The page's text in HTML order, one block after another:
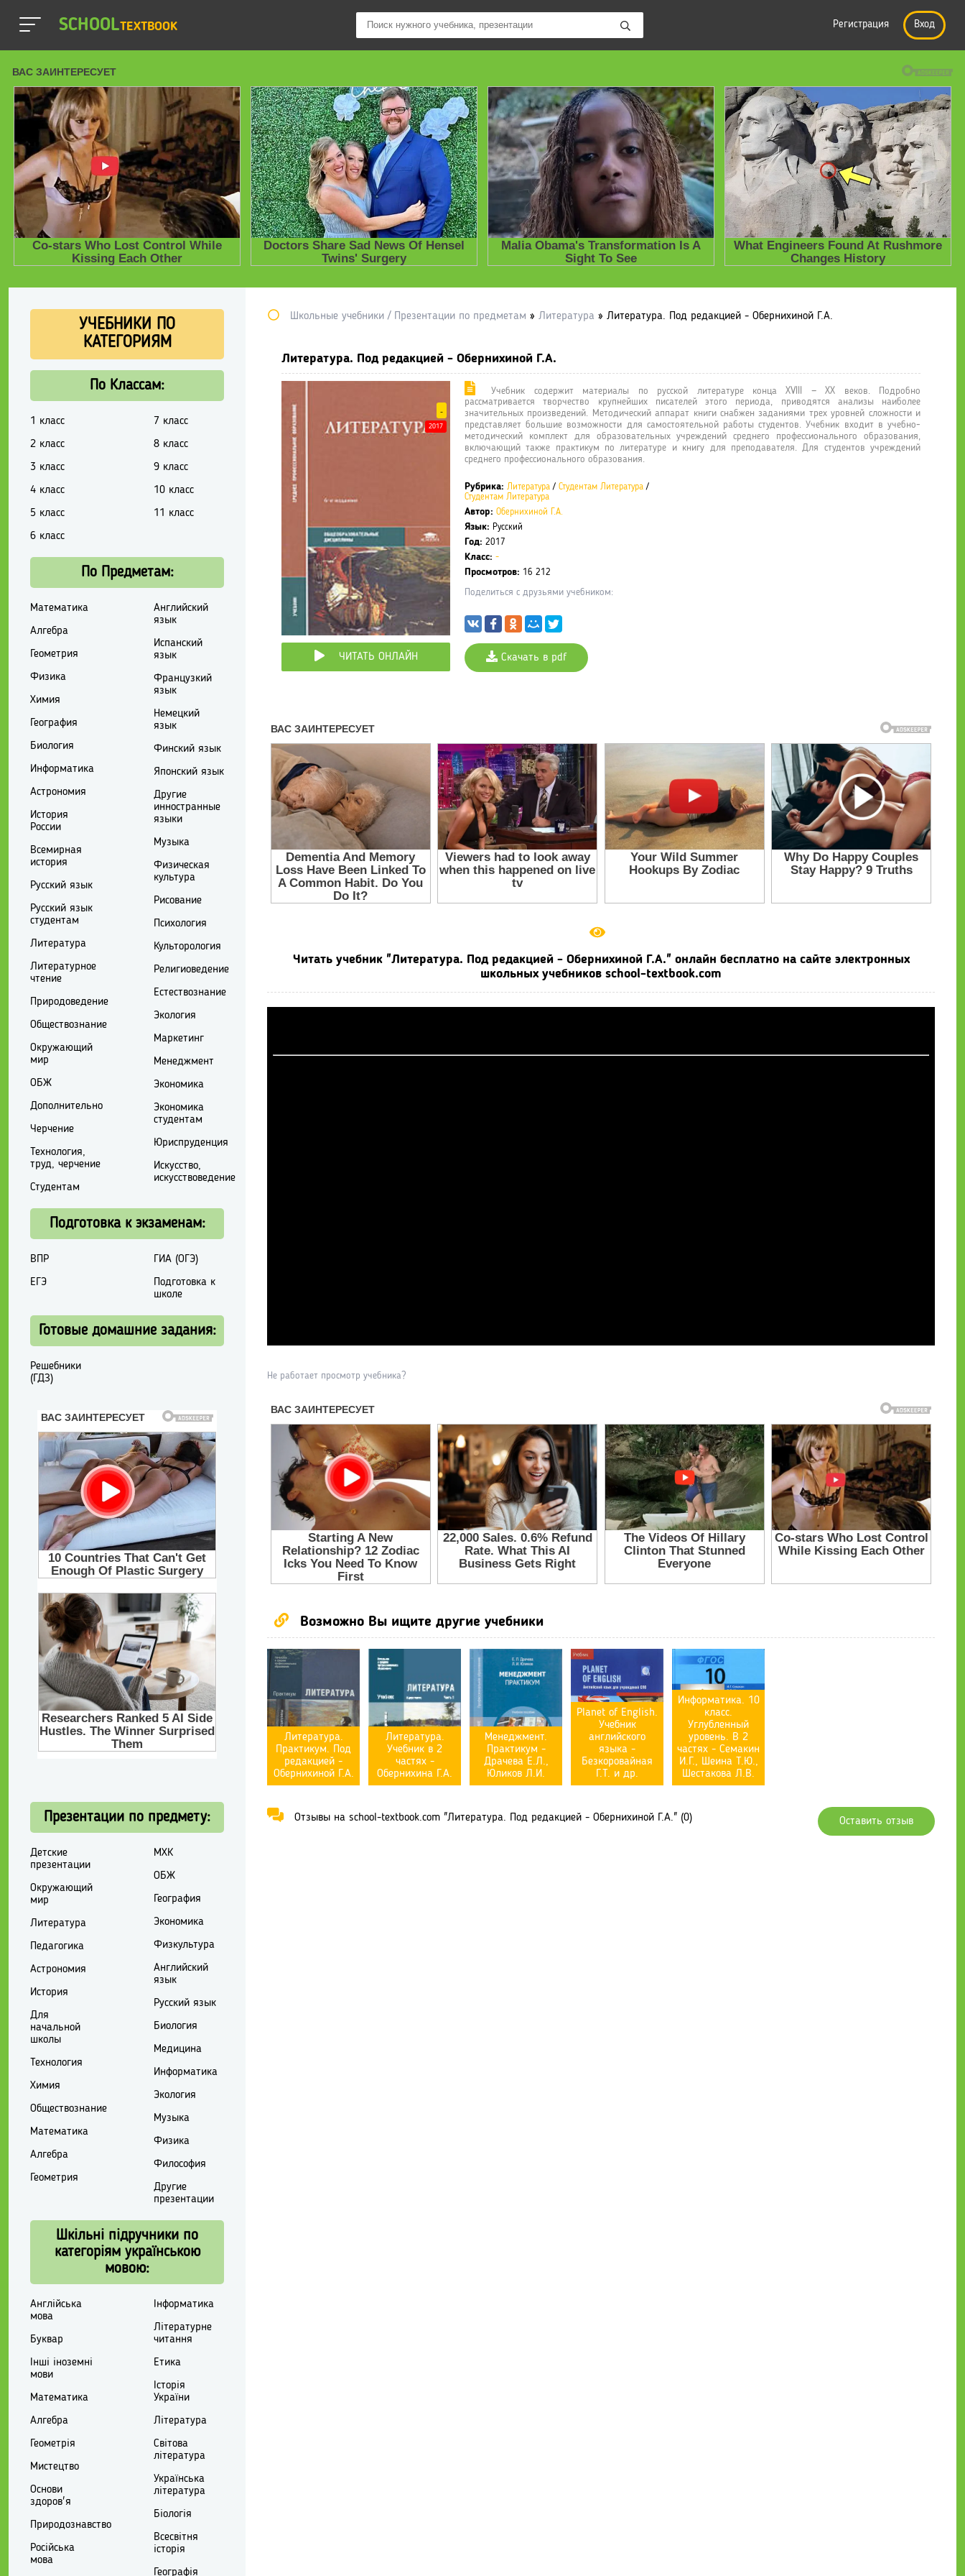
SCHOOLTEXTBOOK Регистрация Вход
Школьные учебники / Презентации по предметам » Литература » Литература. Под редакцией - Обернихиной Г.А.
Литература. Под редакцией - Обернихиной Г.А.
-
2017
ЧИТАТЬ ОНЛАЙН
Учебник содержит материалы по русской литературе конца XVIII — XX веков. Подробно
рассматривается творчество крупнейших писателей этого периода, приводятся анализы наиболее
значительных произведений. Методический аппарат книги снабжен заданиями трех уровней сложности и
представляет большие возможности для самостоятельной работы студентов. Учебник входит в учебно-
методический комплект для образовательных учреждений среднего профессионального образования,
включающий также практикум по литературе и книгу для преподавателя. Для студентов учреждений
среднего профессионального образования.
Рубрика: Литература / Студентам Литература /
Студентам Литература
Автор: Обернихиной Г.А.
Язык: Русский
Год: 2017
Класс: -
Просмотров: 16 212
Поделиться с друзьями учебником:
Скачать в pdf
Читать учебник "Литература. Под редакцией - Обернихиной Г.А." онлайн бесплатно на сайте электронных
школьных учебников school-textbook.com
Не работает просмотр учебника?
Возможно Вы ищите другие учебники
Литература.
Практикум. Под
редакцией -
Обернихиной Г.А.
Литература.
Учебник в 2
частях -
Обернихина Г.А.
Менеджмент.
Практикум -
Драчева Е.Л.,
Юликов Л.И.
Planet of English.
Учебник
английского
языка -
Безкоровайная
Г.Т. и др.
Информатика. 10
класс.
Углубленный
уровень. В 2
частях - Семакин
И.Г., Шеина Т.Ю.,
Шестакова Л.В.
Отзывы на school-textbook.com "Литература. Под редакцией - Обернихиной Г.А." (0) Оставить отзыв
УЧЕБНИКИ ПО
КАТЕГОРИЯМ
По Классам:
1 класс
2 класс
3 класс
4 класс
5 класс
6 класс
7 класс
8 класс
9 класс
10 класс
11 класс
По Предметам:
Математика
Алгебра
Геометрия
Физика
Химия
География
Биология
Информатика
Астрономия
История
России
Всемирная
история
Русский язык
Русский язык
студентам
Литература
Литературное
чтение
Природоведение
Обществознание
Окружающий
мир
ОБЖ
Дополнительно
Черчение
Технология,
труд, черчение
Студентам
Английский
язык
Испанский
язык
Французкий
язык
Немецкий
язык
Финский язык
Японский язык
Другие
инностранные
языки
Музыка
Физическая
культура
Рисование
Психология
Культорология
Религиоведение
Естествознание
Экология
Маркетинг
Менеджмент
Экономика
Экономика
студентам
Юриспруденция
Искусство,
искусствоведение
Подготовка к экзаменам:
ВПР
ЕГЭ
ГИА (ОГЭ)
Подготовка к
школе
Готовые домашние задания:
Решебники
(ГДЗ)
Презентации по предмету:
Детские
презентации
Окружающий
мир
Литература
Педагогика
Астрономия
История
Для
начальной
школы
Технология
Химия
Обществознание
Математика
Алгебра
Геометрия
МХК
ОБЖ
География
Экономика
Физкультура
Английский
язык
Русский язык
Биология
Медицина
Информатика
Экология
Музыка
Физика
Философия
Другие
презентации
Шкільні підручники по
категоріям українською
мовою:
Англійська
мова
Буквар
Інші іноземні
мови
Математика
Алгебра
Геометрія
Мистецтво
Основи
здоров'я
Природознавство
Російська
мова
Інформатика
Літературне
читання
Етика
Історія
України
Література
Світова
література
Українська
література
Біологія
Всесвітня
історія
Географія